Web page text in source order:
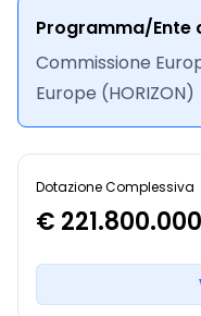
Programma/Ente
Commissione
Europe (HORIZON)
Dotazione Complessiva
€ 221.800.000